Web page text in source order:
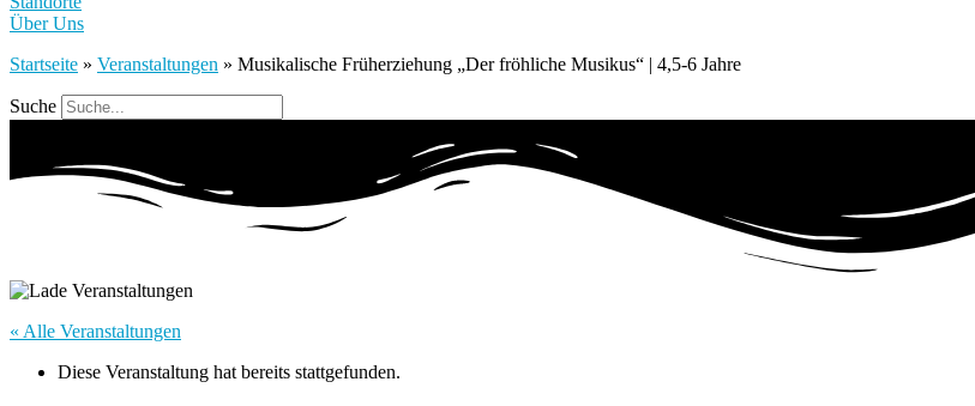
Über Uns
Startseite » Veranstaltungen » Musikalische Früherziehung „Der fröhliche Musikus“ | 4,5-6 Jahre
Suche
« Alle Veranstaltungen
Diese Veranstaltung hat bereits stattgefunden.